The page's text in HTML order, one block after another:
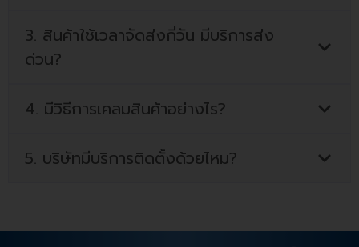
3. สินค้าใช้เวลาจัดส่งกี่วัน มีบริการส่ง
ด่วน?
4. มีวิธีการเคลมสินค้าอย่างไร?
5. บริษัทมีบริการติดตั้งด้วยไหม?